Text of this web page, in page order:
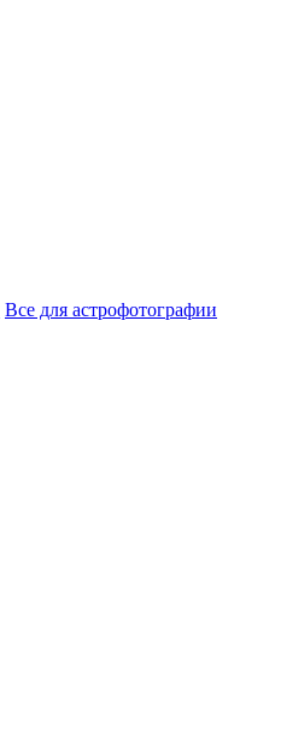
Все для астрофотографии